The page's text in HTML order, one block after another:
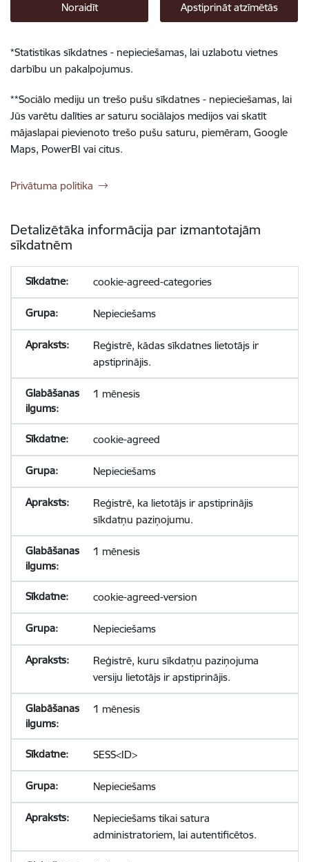
Noraidīt Apstiprināt atzīmētās
*Statistikas sīkdatnes - nepieciešamas, lai uzlabotu vietnes
darbību un pakalpojumus.
**Sociālo mediju un trešo pušu sīkdatnes - nepieciešamas, lai
Jūs varētu dalīties ar saturu sociālajos medijos vai skatīt
mājaslapai pievienoto trešo pušu saturu, piemēram, Google
Maps, PowerBI vai citus.
Privātuma politika
Detalizētāka informācija par izmantotajām
sīkdatnēm
cookie-agreed-categories
Nepieciešams
Reģistrē, kādas sīkdatnes lietotājs ir
apstiprinājis.
1 mēnesis
cookie-agreed
Nepieciešams
Reģistrē, ka lietotājs ir apstiprinājis
sīkdatņu paziņojumu.
1 mēnesis
cookie-agreed-version
Nepieciešams
Reģistrē, kuru sīkdatņu paziņojuma
versiju lietotājs ir apstiprinājis.
1 mēnesis
SESS<ID>
Nepieciešams
Nepieciešams tikai satura
administratoriem, lai autentificētos.